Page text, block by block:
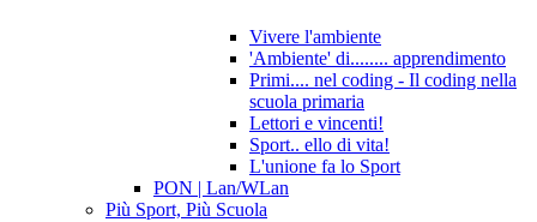
Vivere l'ambiente
'Ambiente' di........ apprendimento
Primi.... nel coding - Il coding nella
scuola primaria
Lettori e vincenti!
Sport.. ello di vita!
L'unione fa lo Sport
PON | Lan/WLan
Più Sport, Più Scuola